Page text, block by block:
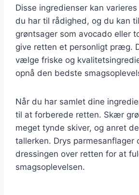
Disse ingredienser kan
du har til rådighed, og du kan
grøntsager som avocado eller
give retten et personligt præg.
vælge friske og
opnå den bedste
Når du har samlet dine
til at forberede retten. Skær
meget tynde skiver, og anret
tallerken. Drys parmesanflager
dressingen over retten for at
smagsoplevelsen.